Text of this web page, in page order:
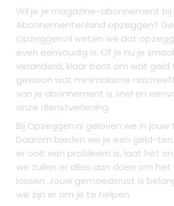
Wil je je magazine-abonnement bij
Abonnementenland opzeggen?
Opzeggen.nl weten we dat
even eenvoudig is. Of je nu je
veranderd, klaar bent om wat
gewoon wat minimalisme
van je abonnement is snel en
onze dienstverlening.
Bij Opzeggen.nl geloven we in
Daarom bieden we je een geld-
er ooit een probleem is, laat het
we zullen er alles aan doen om
lossen. Jouw gemoedsrust is
we zijn er om je te helpen.